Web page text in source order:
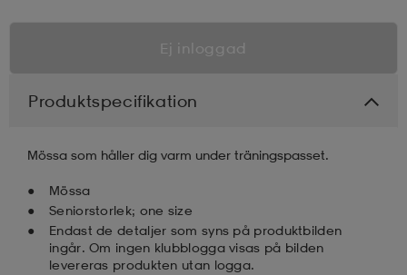
Ej inloggad
Produktspecifikation
Mössa som håller dig varm under träningspasset.
Mössa
Seniorstorlek; one size
Endast de detaljer som syns på produktbilden
ingår. Om ingen klubblogga visas på bilden
levereras produkten utan logga.